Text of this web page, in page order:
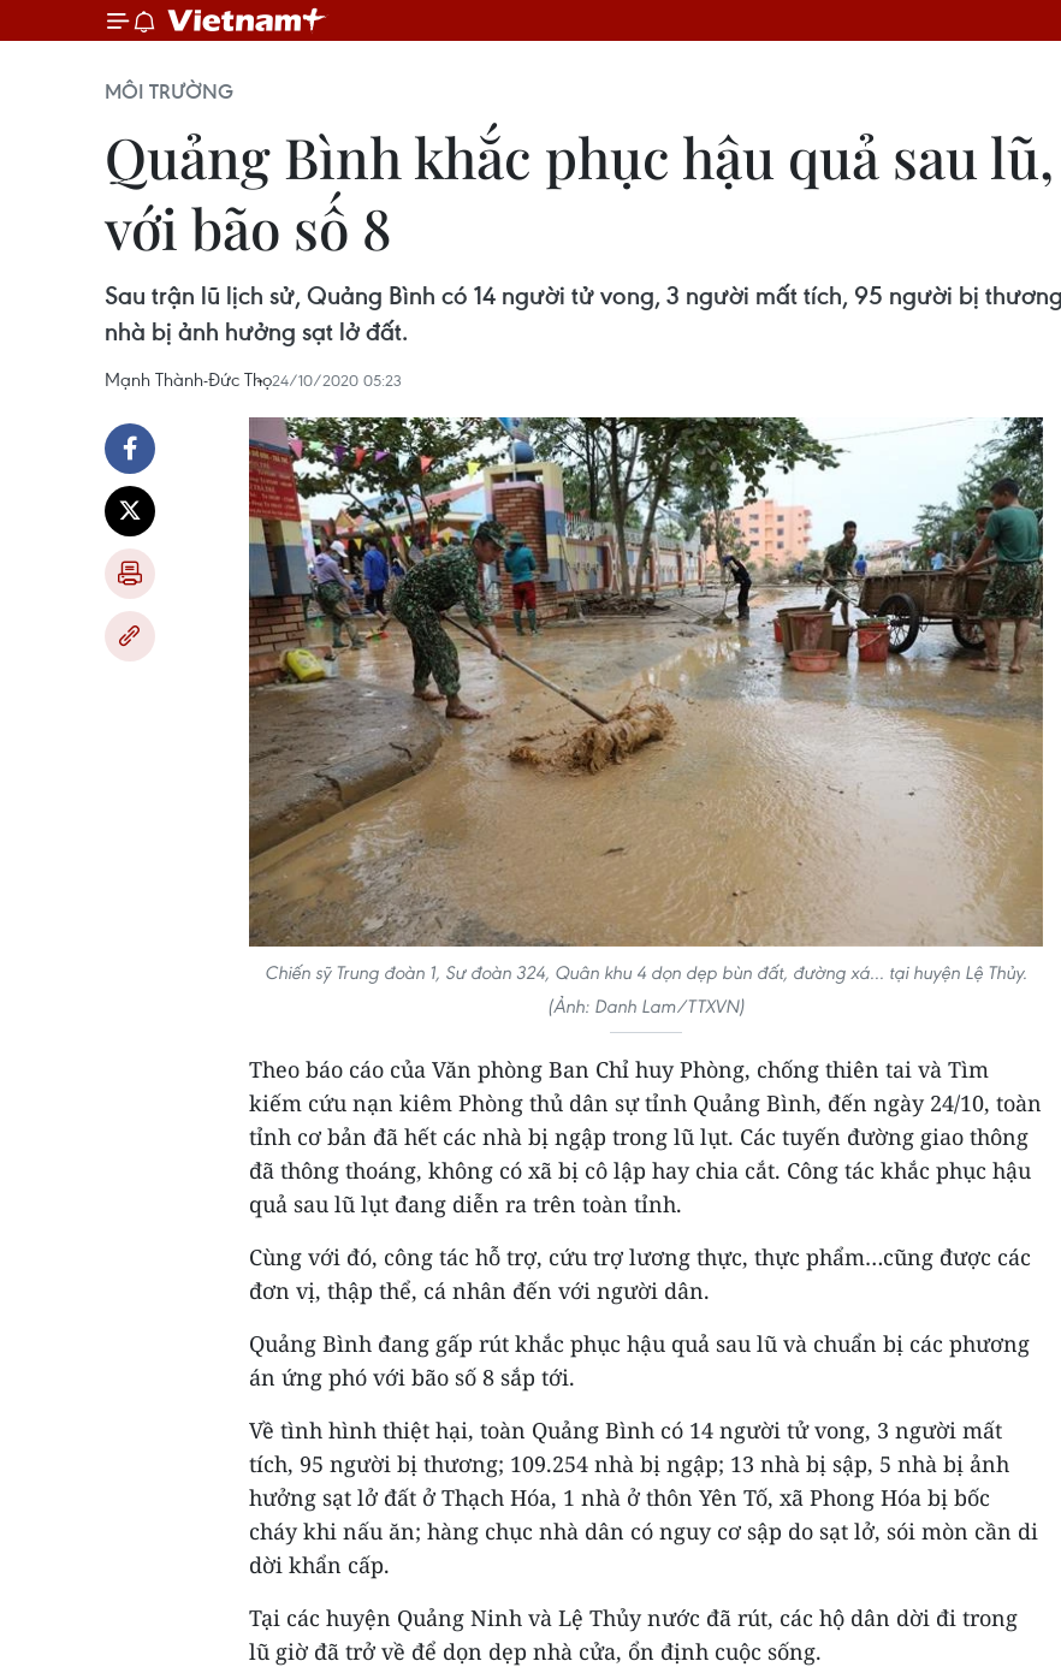
MÔI TRƯỜNG
Quảng Bình khắc phục hậu quả sau
với bão số 8
Sau trận lũ lịch sử, Quảng Bình có 14 người tử vong, 3 người mất tích, 95 người bị
nhà bị ảnh hưởng sạt lở đất.
Mạnh Thành-Đức Thọ24/10/2020 05:23
Chiến sỹ Trung đoàn 1, Sư đoàn 324, Quân khu 4 dọn dẹp bùn đất, đường xá... tại huyện Lệ Thủy.
(Ảnh: Danh Lam/TTXVN)
Theo báo cáo của Văn phòng Ban Chỉ huy Phòng, chống thiên tai và Tìm
kiếm cứu nạn kiêm Phòng thủ dân sự tỉnh Quảng Bình, đến ngày 24/10, toàn
tỉnh cơ bản đã hết các nhà bị ngập trong lũ lụt. Các tuyến đường giao thông
đã thông thoáng, không có xã bị cô lập hay chia cắt. Công tác khắc phục hậu
quả sau lũ lụt đang diễn ra trên toàn tỉnh.
Cùng với đó, công tác hỗ trợ, cứu trợ lương thực, thực phẩm…cũng được các
đơn vị, thập thể, cá nhân đến với người dân.
Quảng Bình đang gấp rút khắc phục hậu quả sau lũ và chuẩn bị các phương
án ứng phó với bão số 8 sắp tới.
Về tình hình thiệt hại, toàn Quảng Bình có 14 người tử vong, 3 người mất
tích, 95 người bị thương; 109.254 nhà bị ngập; 13 nhà bị sập, 5 nhà bị ảnh
hưởng sạt lở đất ở Thạch Hóa, 1 nhà ở thôn Yên Tố, xã Phong Hóa bị bốc
cháy khi nấu ăn; hàng chục nhà dân có nguy cơ sập do sạt lở, sói mòn cần di
dời khẩn cấp.
Tại các huyện Quảng Ninh và Lệ Thủy nước đã rút, các hộ dân dời đi trong
lũ giờ đã trở về để dọn dẹp nhà cửa, ổn định cuộc sống.